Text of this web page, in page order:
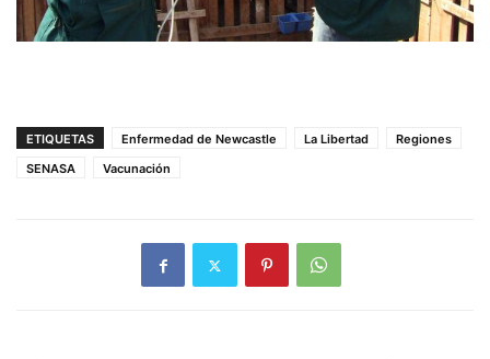
ETIQUETAS Enfermedad de Newcastle La Libertad
Regiones
SENASA
Vacunación